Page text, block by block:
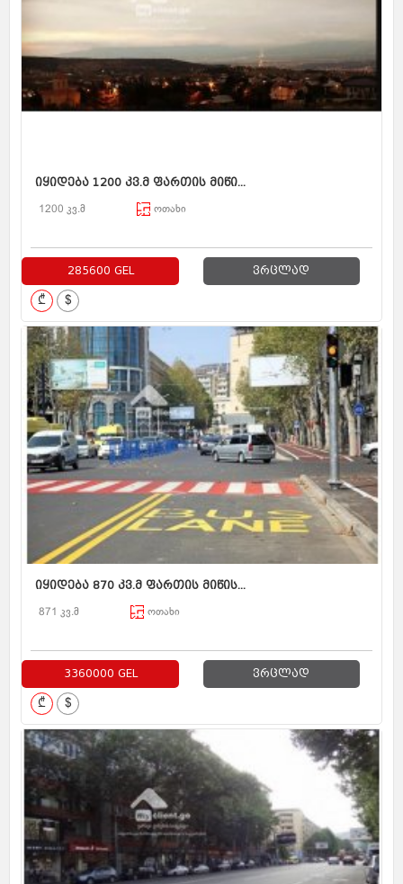
იყიდება 1200 კვ.მ ფართის მიწი...
1200 კვ.მ ოთახი
285600 GEL ვრცლად
₾ $
იყიდება 870 კვ.მ ფართის მიწის...
871 კვ.მ ოთახი
3360000 GEL ვრცლად
₾ $